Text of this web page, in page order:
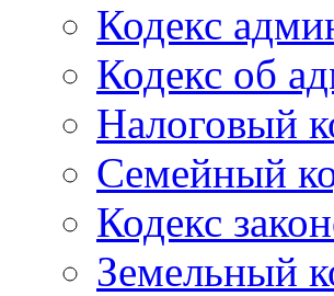
Кодекс
Кодекс об
Налоговый
Семейный
Кодекс
Земельный